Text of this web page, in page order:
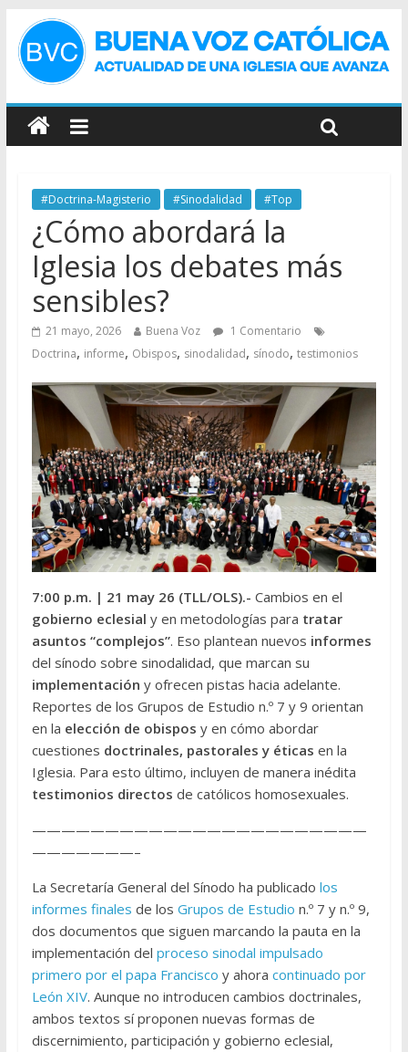
#Doctrina-Magisterio #Sinodalidad #Top
¿Cómo abordará la
Iglesia los debates más
sensibles?
21 mayo, 2026 Buena Voz
1 Comentario
Doctrina, informe, Obispos, sinodalidad, sínodo, testimonios
7:00 p.m. | 21 may 26 (TLL/OLS).- Cambios en el
gobierno eclesial y en metodologías para tratar
asuntos “complejos”. Eso plantean nuevos informes
del sínodo sobre sinodalidad, que marcan su
implementación y ofrecen pistas hacia adelante.
Reportes de los Grupos de Estudio n.º 7 y 9 orientan
en la elección de obispos y en cómo abordar
cuestiones doctrinales, pastorales y éticas en la
Iglesia. Para esto último, incluyen de manera inédita
testimonios directos de católicos homosexuales.
———————————————————————
———————–
La Secretaría General del Sínodo ha publicado los
informes finales de los Grupos de Estudio n.º 7 y n.º 9,
dos documentos que siguen marcando la pauta en la
implementación del proceso sinodal impulsado
primero por el papa Francisco y ahora continuado por
León XIV. Aunque no introducen cambios doctrinales,
ambos textos sí proponen nuevas formas de
discernimiento, participación y gobierno eclesial,